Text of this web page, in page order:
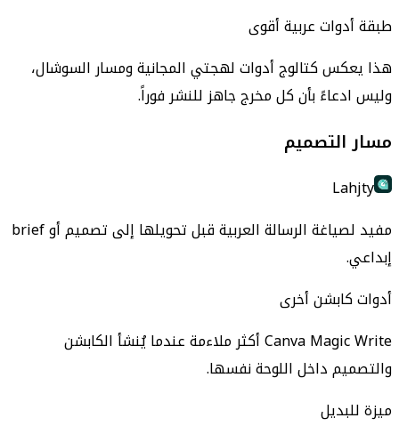
طبقة أدوات عربية أقوى
هذا يعكس كتالوج أدوات لهجتي المجانية ومسار السوشال،
وليس ادعاءً بأن كل مخرج جاهز للنشر فوراً.
مسار التصميم
Lahjty
مفيد لصياغة الرسالة العربية قبل تحويلها إلى تصميم أو brief
إبداعي.
أدوات كابشن أخرى
Canva Magic Write أكثر ملاءمة عندما يُنشأ الكابشن
والتصميم داخل اللوحة نفسها.
ميزة للبديل